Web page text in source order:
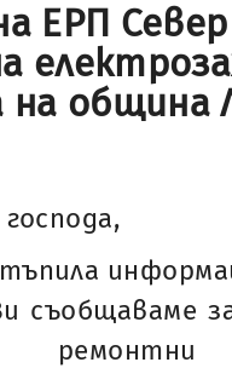
ЕРП
община
съобщаваме